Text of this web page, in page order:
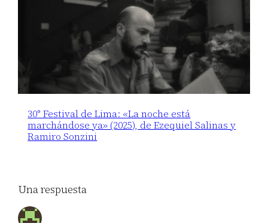
30° Festival de Lima: «La noche está
marchándose ya» (2025), de Ezequiel Salinas y
Ramiro Sonzini
Una respuesta